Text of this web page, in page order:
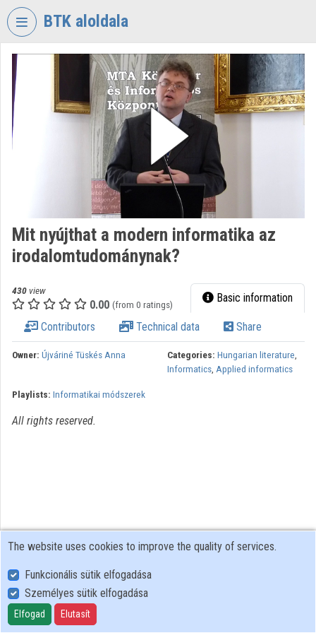
Skip header
BTK aloldala
VIDEO TORIUM
RESEARCH
CENTRE
Organization home
Organization discovery
Categories
Organizations
Mit nyújthat a modern informatika az
irodalomtudománynak?
430 view
0.00 (from 0 ratings) Basic information
Contributors Technical data Share
Owner: Újváriné Tüskés Anna Categories: Hungarian literature,
Informatics, Applied informatics
Playlists: Informatikai módszerek
All rights reserved.
User Policy
Adatkezelési tájékoztató (en)
Cookie Policy
The website uses cookies to improve the quality of services.
Funkcionális sütik elfogadása
Személyes sütik elfogadása
Elfogad Elutasít